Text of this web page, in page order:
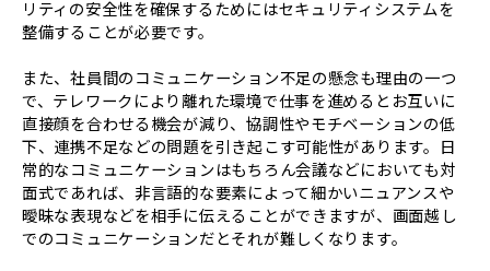
リティの安全性を確保するためにはセキュリティシステムを
整備することが必要です。
また、社員間のコミュニケーション不足の懸念も理由の一つ
で、テレワークにより離れた環境で仕事を進めるとお互いに
直接顔を合わせる機会が減り、協調性やモチベーションの低
下、連携不足などの問題を引き起こす可能性があります。日
常的なコミュニケーションはもちろん会議などにおいても対
面式であれば、非言語的な要素によって細かいニュアンスや
曖昧な表現などを相手に伝えることができますが、画面越し
でのコミュニケーションだとそれが難しくなります。